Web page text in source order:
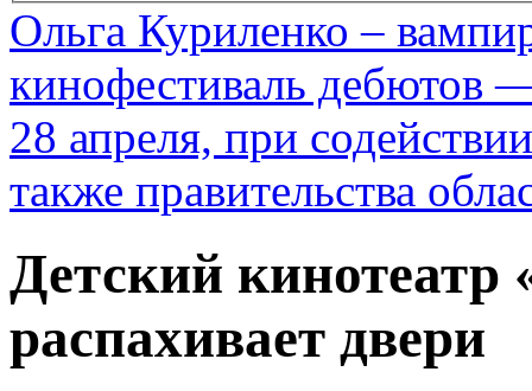
Ольга Куриленко –
кинофестиваль дебютов
28 апреля, при
также правительства
Детский кинотеатр
распахивает двери